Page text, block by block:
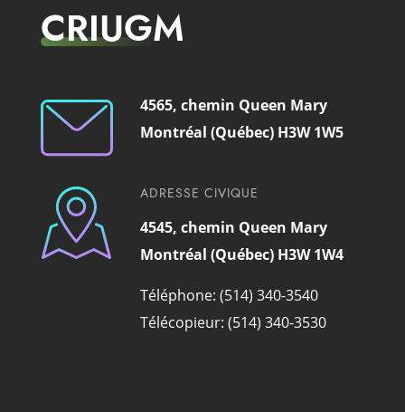
CRIUGM
4565, chemin Queen Mary
Montréal (Québec) H3W 1W5
ADRESSE CIVIQUE
4545, chemin Queen Mary
Montréal (Québec) H3W 1W4
Téléphone: (514) 340-3540
Télécopieur: (514) 340-3530